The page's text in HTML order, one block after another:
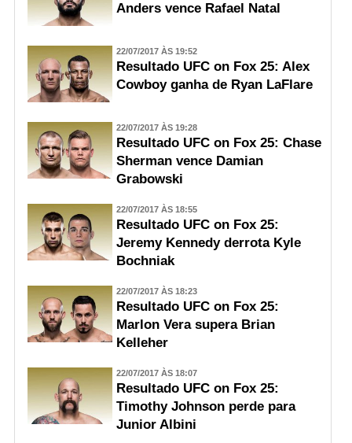
Anders vence Rafael Natal
22/07/2017 ÀS 19:52
Resultado UFC on Fox 25: Alex
Cowboy ganha de Ryan LaFlare
22/07/2017 ÀS 19:28
Resultado UFC on Fox 25: Chase
Sherman vence Damian
Grabowski
22/07/2017 ÀS 18:55
Resultado UFC on Fox 25:
Jeremy Kennedy derrota Kyle
Bochniak
22/07/2017 ÀS 18:23
Resultado UFC on Fox 25:
Marlon Vera supera Brian
Kelleher
22/07/2017 ÀS 18:07
Resultado UFC on Fox 25:
Timothy Johnson perde para
Junior Albini